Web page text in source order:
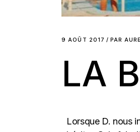
9 AOÛT 2017 PAR
LA
Lorsque D. nous